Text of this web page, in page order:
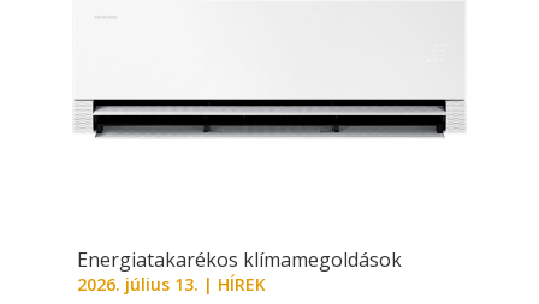
Energiatakarékos klímamegoldások
2026. július 13. | HÍREK